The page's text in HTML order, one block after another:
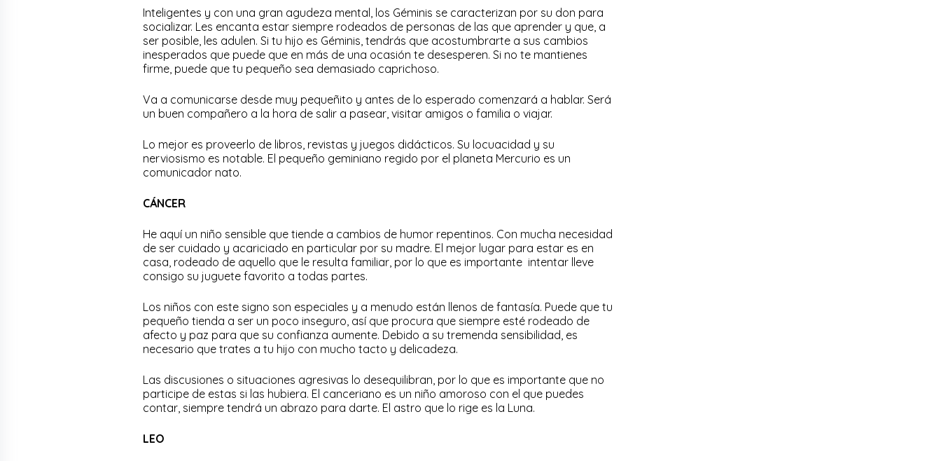
Inteligentes y con una gran agudeza mental, los Géminis se caracterizan por su don para
socializar. Les encanta estar siempre rodeados de personas de las que aprender y que, a
ser posible, les adulen. Si tu hijo es Géminis, tendrás que acostumbrarte a sus cambios
inesperados que puede que en más de una ocasión te desesperen. Si no te mantienes
firme, puede que tu pequeño sea demasiado caprichoso.
Va a comunicarse desde muy pequeñito y antes de lo esperado comenzará a hablar. Será
un buen compañero a la hora de salir a pasear, visitar amigos o familia o viajar.
Lo mejor es proveerlo de libros, revistas y juegos didácticos. Su locuacidad y su
nerviosismo es notable. El pequeño geminiano regido por el planeta Mercurio es un
comunicador nato.
CÁNCER
He aquí un niño sensible que tiende a cambios de humor repentinos. Con mucha necesidad
de ser cuidado y acariciado en particular por su madre. El mejor lugar para estar es en
casa, rodeado de aquello que le resulta familiar, por lo que es importante intentar lleve
consigo su juguete favorito a todas partes.
Los niños con este signo son especiales y a menudo están llenos de fantasía. Puede que tu
pequeño tienda a ser un poco inseguro, así que procura que siempre esté rodeado de
afecto y paz para que su confianza aumente. Debido a su tremenda sensibilidad, es
necesario que trates a tu hijo con mucho tacto y delicadeza.
Las discusiones o situaciones agresivas lo desequilibran, por lo que es importante que no
participe de estas si las hubiera. El canceriano es un niño amoroso con el que puedes
contar, siempre tendrá un abrazo para darte. El astro que lo rige es la Luna.
LEO